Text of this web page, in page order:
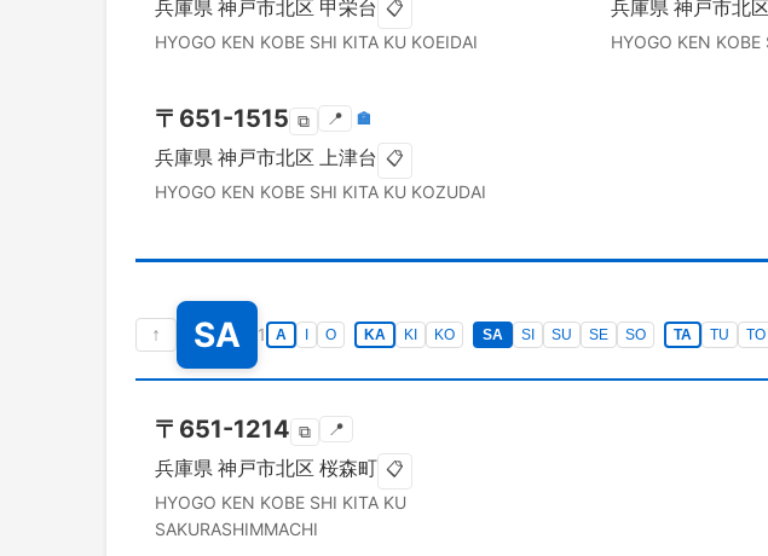
兵庫県 神戸市北区 甲栄台 📋
HYOGO KEN KOBE SHI KITA KU KOEIDAI
兵庫県 神戸市北区
HYOGO KEN KOBE
〒 651-1515 ⧉ 📍 🏣
兵庫県 神戸市北区 上津台 📋
HYOGO KEN KOBE SHI KITA KU KOZUDAI
↑ SA 1 A O KA KI KO SA SI SU SE SO TA TU TO
〒 651-1214 ⧉ 📍
兵庫県 神戸市北区 桜森町 📋
HYOGO KEN KOBE SHI KITA KU
SAKURASHIMMACHI